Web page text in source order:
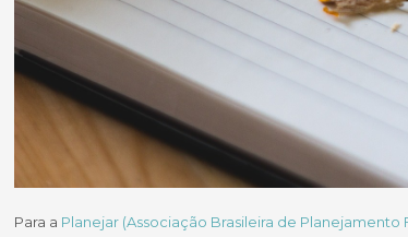
Para a Planejar (Associação Brasileira de Planejamento